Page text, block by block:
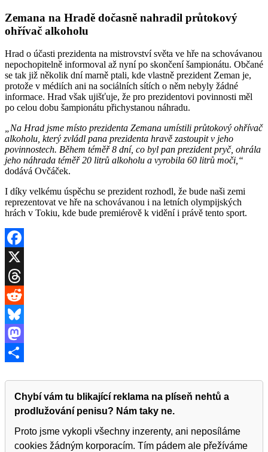
Zemana na Hradě dočasně nahradil průtokový
ohřívač alkoholu
Hrad o účasti prezidenta na mistrovství světa ve hře na schovávanou
nepochopitelně informoval až nyní po skončení šampionátu. Občané
se tak již několik dní marně ptali, kde vlastně prezident Zeman je,
protože v médiích ani na sociálních sítích o něm nebyly žádné
informace. Hrad však ujišťuje, že pro prezidentovi povinnosti měl
po celou dobu šampionátu přichystanou náhradu.
„Na Hrad jsme místo prezidenta Zemana umístili průtokový ohřívač
alkoholu, který zvládl pana prezidenta hravě zastoupit v jeho
povinnostech. Během téměř 8 dní, co byl pan prezident pryč, ohrála
jeho náhrada téměř 20 litrů alkoholu a vyrobila 60 litrů moči,“
dodává Ovčáček.
I díky velkému úspěchu se prezident rozhodl, že bude naši zemi
reprezentovat ve hře na schovávanou i na letních olympijských
hrách v Tokiu, kde bude premiérově k vidění i právě tento sport.
Facebook
X
Threads
Reddit
Bluesky
Mastodon
Chybí vám tu blikající reklama na plíseň nehtů a
prodlužování penisu? Nám taky ne.
Proto jsme vykopli všechny inzerenty, ani neposíláme
cookies žádným korporacím. Tím pádem ale přežíváme